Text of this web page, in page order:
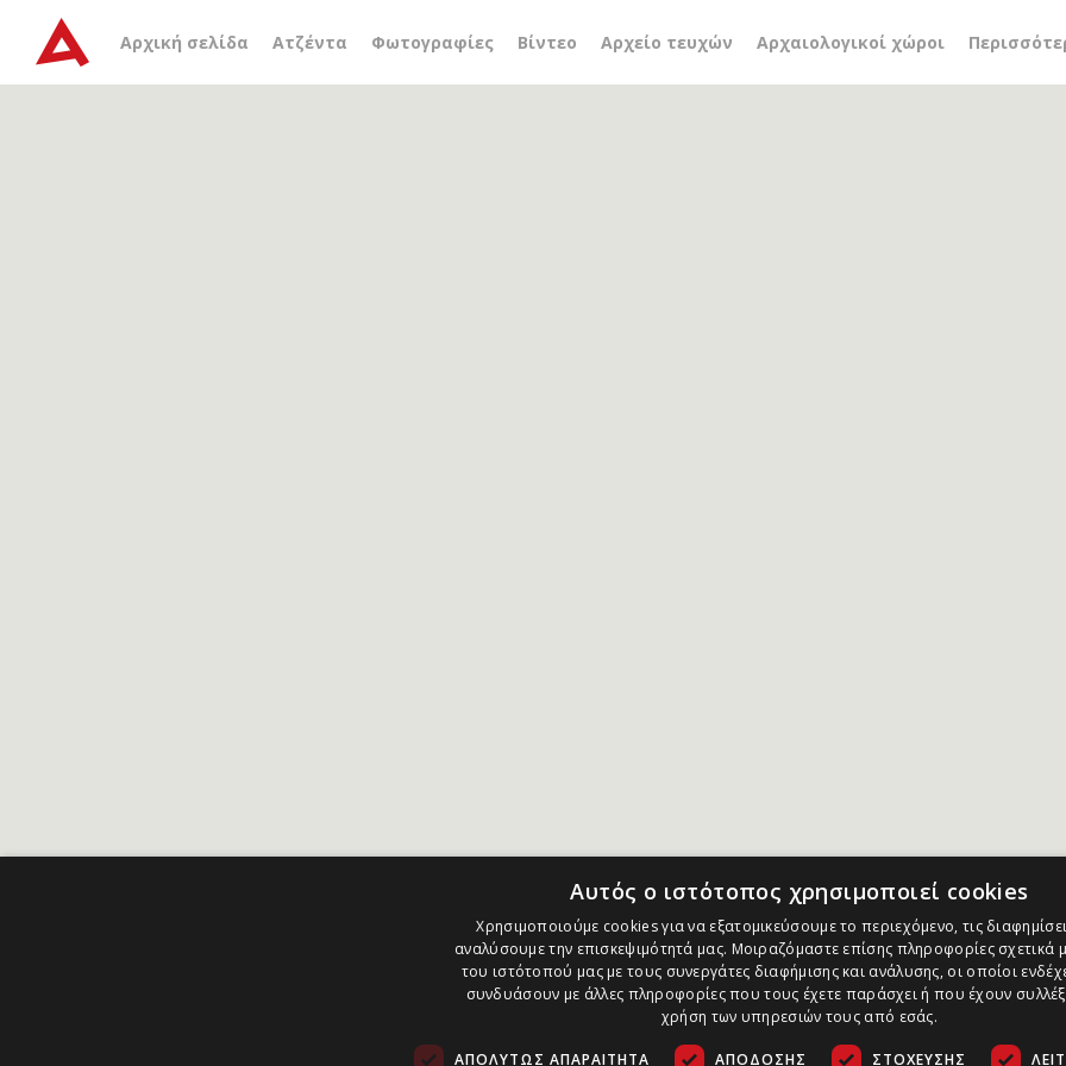
Αρχική σελίδα Ατζέντα Φωτογραφίες Βίντεο Αρχείο τευχών Αρχαιολογικοί χώροι
Αρχείο ετικέτας ξενοδοχείο λέρος
Αυτός ο ιστότοπος χρησιμοποιεί cookies
Χρησιμοποιούμε cookies για να εξατομικεύσουμε το περιεχόμενο, τις
αναλύσουμε την επισκεψιμότητά μας. Μοιραζόμαστε επίσης πληροφορίες σχετικά
του ιστότοπού μας με τους συνεργάτες διαφήμισης και ανάλυσης, οι οποίοι
συνδυάσουν με άλλες πληροφορίες που τους έχετε παράσχει ή που έχουν
χρήση των υπηρεσιών τους από εσάς.
ΑΠΟΛΎΤΩΣ ΑΠΑΡΑΊΤΗΤΑ ΑΠΌΔΟΣΗΣ ΣΤΌΧΕΥΣΗΣ